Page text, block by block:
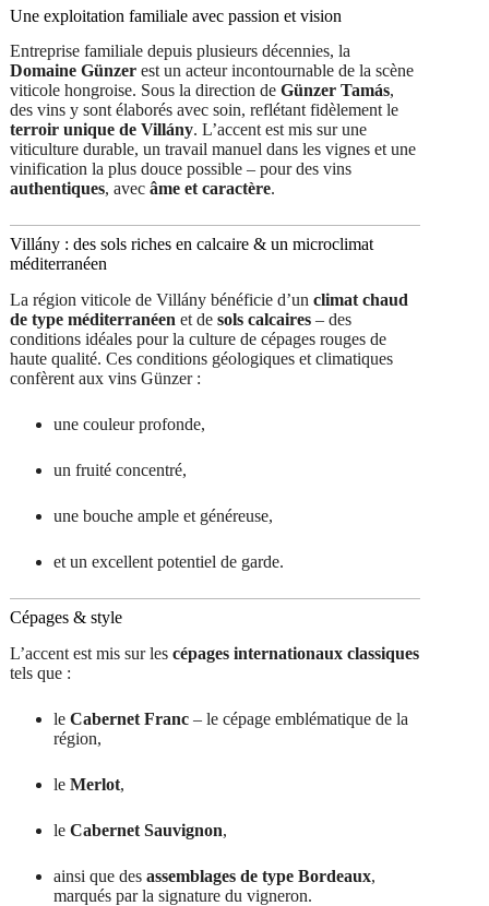
Une exploitation familiale avec passion et vision
Entreprise familiale depuis plusieurs décennies, la
Domaine Günzerest un acteur incontournable de la scène
viticole hongroise. Sous la direction de Günzer Tamás,
des vins y sont élaborés avec soin, reflétant fidèlement le
terroir unique de Villány. L’accent est mis sur une
viticulture durable, un travail manuel dans les vignes et une
vinification la plus douce possible – pour des vins
authentiques, avec âme et caractère.
Villány : des sols riches en calcaire & un microclimat
méditerranéen
La région viticole de Villány bénéficie d’un climat chaud
de type méditerranéen et de sols calcaires– des
conditions idéales pour la culture de cépages rouges de
haute qualité. Ces conditions géologiques et climatiques
confèrent aux vins Günzer :
une couleur profonde,
un fruité concentré,
une bouche ample et généreuse,
et un excellent potentiel de garde.
Cépages & style
L’accent est mis sur les cépages internationaux classiques
tels que :
le Cabernet Franc– le cépage emblématique de la
région,
le Merlot,
le Cabernet Sauvignon,
ainsi que des assemblages de type Bordeaux,
marqués par la signature du vigneron.